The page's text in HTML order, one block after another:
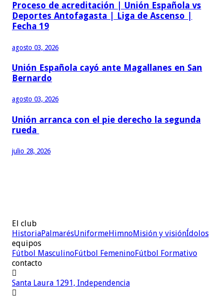
Proceso de acreditación | Unión Española vs
Deportes Antofagasta | Liga de Ascenso |
Fecha 19
agosto 03, 2026
Unión Española cayó ante Magallanes en San
Bernardo
agosto 03, 2026
Unión arranca con el pie derecho la segunda
rueda
julio 28, 2026
El club
HistoriaPalmarésUniformeHimnoMisión y visiónÍdolos
equipos
Fútbol MasculinoFútbol FemeninoFútbol Formativo
contacto

Santa Laura 1291, Independencia
